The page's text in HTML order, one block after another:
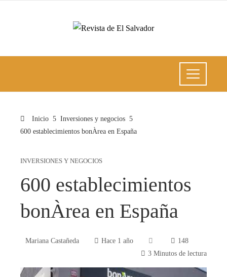
Inicio
Inversiones y negocios
600 establecimientos bonÀrea en España
INVERSIONES Y NEGOCIOS
600 establecimientos
bonÀrea en España
Mariana Castañeda Hace 1 año
148
3 Minutos de lectura